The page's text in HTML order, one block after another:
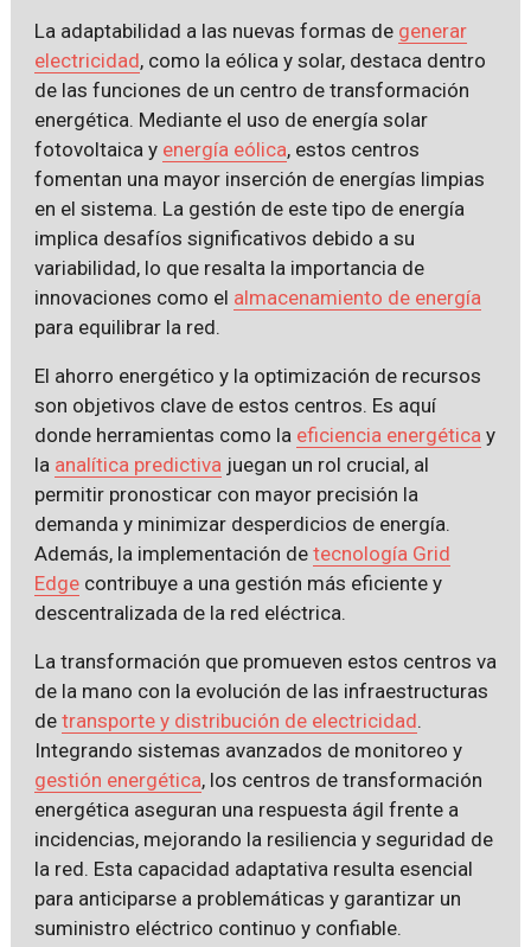
La adaptabilidad a las nuevas formas de generar
electricidad, como la eólica y solar, destaca dentro
de las funciones de un centro de transformación
energética. Mediante el uso de energía solar
fotovoltaica y energía eólica, estos centros
fomentan una mayor inserción de energías limpias
en el sistema. La gestión de este tipo de energía
implica desafíos significativos debido a su
variabilidad, lo que resalta la importancia de
innovaciones como el almacenamiento de energía
para equilibrar la red.
El ahorro energético y la optimización de recursos
son objetivos clave de estos centros. Es aquí
donde herramientas como la eficiencia energética y
la analítica predictiva juegan un rol crucial, al
permitir pronosticar con mayor precisión la
demanda y minimizar desperdicios de energía.
Además, la implementación de tecnología Grid
Edgecontribuye a una gestión más eficiente y
descentralizada de la red eléctrica.
La transformación que promueven estos centros va
de la mano con la evolución de las infraestructuras
de transporte y distribución de electricidad.
Integrando sistemas avanzados de monitoreo y
gestión energética, los centros de transformación
energética aseguran una respuesta ágil frente a
incidencias, mejorando la resiliencia y seguridad de
la red. Esta capacidad adaptativa resulta esencial
para anticiparse a problemáticas y garantizar un
suministro eléctrico continuo y confiable.